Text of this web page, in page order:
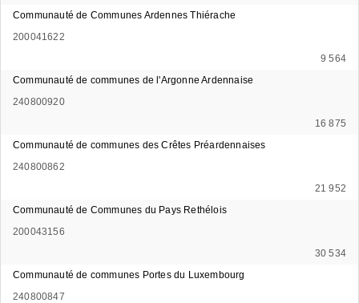
Communauté de Communes Ardennes Thiérache
200041622
9 564
Communauté de communes de l'Argonne Ardennaise
240800920
16 875
Communauté de communes des Crêtes Préardennaises
240800862
21 952
Communauté de Communes du Pays Rethélois
200043156
30 534
Communauté de communes Portes du Luxembourg
240800847